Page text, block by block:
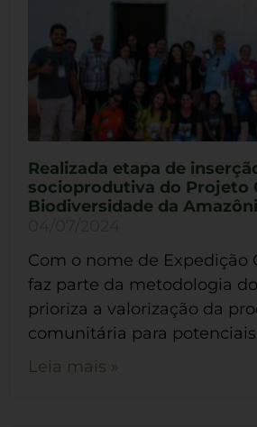
Realizada etapa de
socioprodutiva do Projeto
Biodiversidade da
Com o nome de Expedição
faz parte da metodologia
prioriza a valorização da
comunitária para
Leia mais »